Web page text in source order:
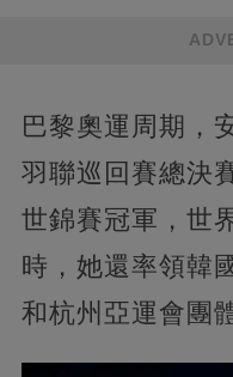
巴黎奧運周期，
羽聯巡回賽總決
世錦賽冠軍，世
時，她還率領韓
和杭州亞運會團